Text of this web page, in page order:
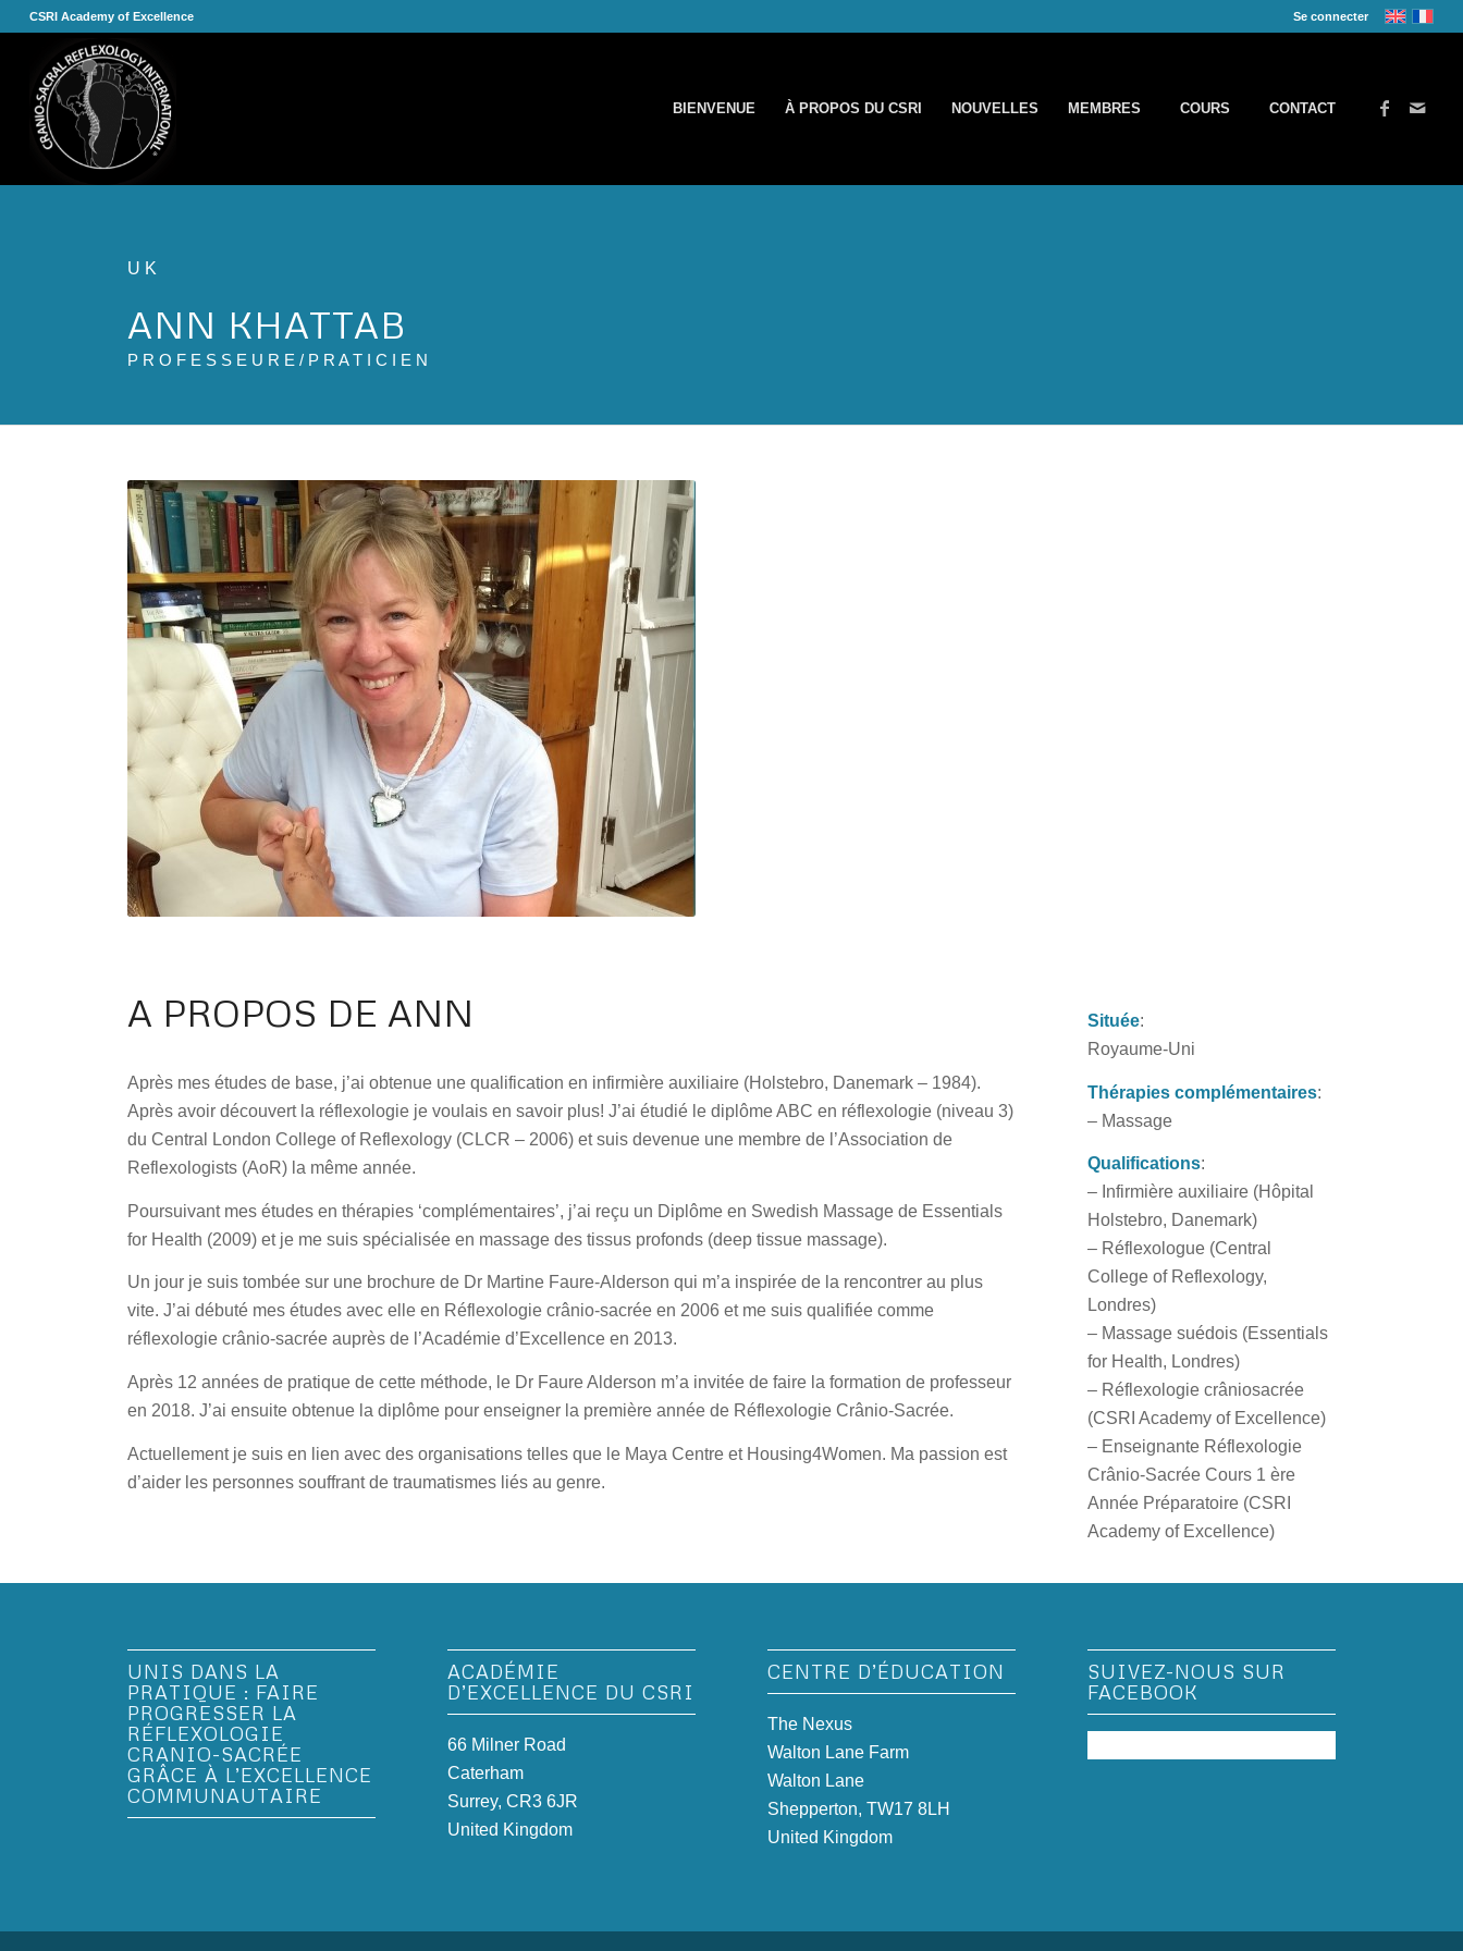
Se connecter
CSRI Academy of Excellence
BIENVENUE À PROPOS DU CSRI NOUVELLES MEMBRES COURS CONTACT
U K
ANN KHATTAB
P R O F E S S E U R E / P R A T I C I E N
A PROPOS DE ANN
Après mes études de base, j’ai obtenue une qualification en infirmière auxiliaire (Holstebro, Danemark – 1984).
Après avoir découvert la réflexologie je voulais en savoir plus! J’ai étudié le diplôme ABC en réflexologie (niveau 3)
du Central London College of Reflexology (CLCR – 2006) et suis devenue une membre de l’Association de
Reflexologists (AoR) la même année.
Poursuivant mes études en thérapies ‘complémentaires’, j’ai reçu un Diplôme en Swedish Massage de Essentials
for Health (2009) et je me suis spécialisée en massage des tissus profonds (deep tissue massage).
Un jour je suis tombée sur une brochure de Dr Martine Faure-Alderson qui m’a inspirée de la rencontrer au plus
vite. J’ai débuté mes études avec elle en Réflexologie crânio-sacrée en 2006 et me suis qualifiée comme
réflexologie crânio-sacrée auprès de l’Académie d’Excellence en 2013.
Après 12 années de pratique de cette méthode, le Dr Faure Alderson m’a invitée de faire la formation de professeur
en 2018. J’ai ensuite obtenue la diplôme pour enseigner la première année de Réflexologie Crânio-Sacrée.
Actuellement je suis en lien avec des organisations telles que le Maya Centre et Housing4Women. Ma passion est
d’aider les personnes souffrant de traumatismes liés au genre.
Située:
Royaume-Uni
Thérapies complémentaires:
– Massage
Qualifications:
– Infirmière auxiliaire (Hôpital
Holstebro, Danemark)
– Réflexologue (Central
College of Reflexology,
Londres)
– Massage suédois (Essentials
for Health, Londres)
– Réflexologie crâniosacrée
(CSRI Academy of Excellence)
– Enseignante Réflexologie
Crânio-Sacrée Cours 1 ère
Année Préparatoire (CSRI
Academy of Excellence)
UNIS DANS LA
PRATIQUE : FAIRE
PROGRESSER LA
RÉFLEXOLOGIE
CRANIO-SACRÉE
GRÂCE À L’EXCELLENCE
COMMUNAUTAIRE
ACADÉMIE
D’EXCELLENCE DU CSRI
66 Milner Road
Caterham
Surrey, CR3 6JR
United Kingdom
CENTRE D’ÉDUCATION
The Nexus
Walton Lane Farm
Walton Lane
Shepperton, TW17 8LH
United Kingdom
SUIVEZ-NOUS SUR
FACEBOOK